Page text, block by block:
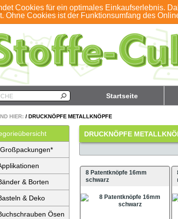
Cookies für ein optimales Einkaufserlebnis.
Ohne Cookies ist der Funktionsumfang des
REGISTRIEREN KONTO
Startseite
HIER: / DRUCKNÖPFE METALLKNÖPFE
& Borten
& Deko
Ösen
DRUCKNÖPFE
8 Patentknöpfe 16mm
schwarz